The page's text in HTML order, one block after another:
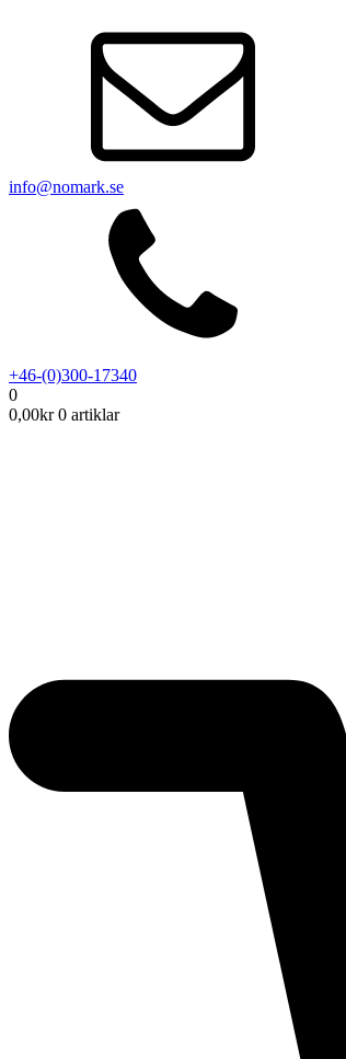
info@nomark.se
+46-(0)300-17340
0
0,00kr 0 artiklar